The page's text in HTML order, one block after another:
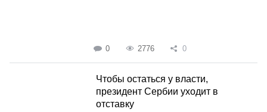
0 2776 0
Чтобы остаться у власти,
президент Сербии уходит в
отставку